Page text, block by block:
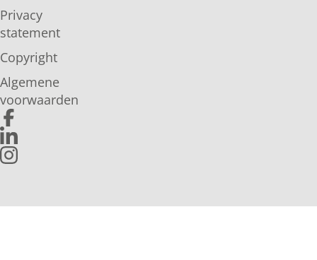
Privacy
statement
Copyright
Algemene
voorwaarden